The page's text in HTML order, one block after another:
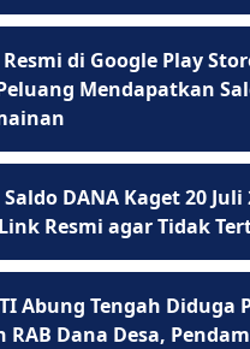
di Google Play
Mendapatkan
DANA Kaget 20 Juli
Resmi agar Tidak
Abung Tengah Diduga
RAB Dana Desa,